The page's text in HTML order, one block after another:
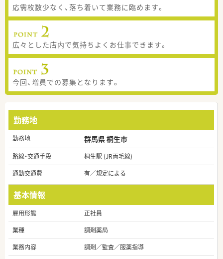
応需枚数少なく、落ち着いて業務に臨めます。
広々とした店内で気持ちよくお仕事できます。
今回、増員での募集となります。
勤務地
勤務地 群馬県 桐生市
路線・交通手段
桐生駅 (JR両毛線)
通勤交通費
有／規定による
基本情報
雇用形態
正社員
業種
調剤薬局
業務内容
調剤／監査／服薬指導